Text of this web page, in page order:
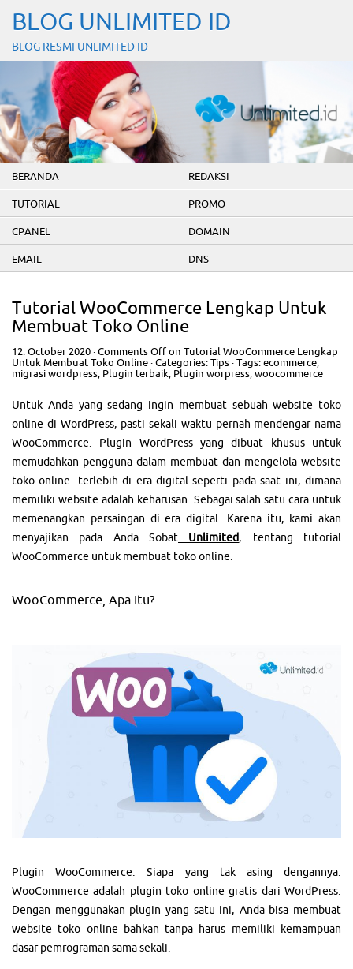
BLOG UNLIMITED ID
BLOG RESMI UNLIMITED ID
BERANDA REDAKSI
TUTORIAL PROMO
CPANEL DOMAIN
EMAIL DNS
Tutorial WooCommerce Lengkap Untuk
Membuat Toko Online
12. October 2020 · Comments Off on Tutorial WooCommerce Lengkap
Untuk Membuat Toko Online · Categories: Tips · Tags: ecommerce,
migrasi wordpress, Plugin terbaik, Plugin worpress, woocommerce
Untuk Anda yang sedang ingin membuat sebuah website toko
online di WordPress, pasti sekali waktu pernah mendengar nama
WooCommerce. Plugin WordPress yang dibuat khusus untuk
memudahkan pengguna dalam membuat dan mengelola website
toko online. terlebih di era digital seperti pada saat ini, dimana
memiliki website adalah keharusan. Sebagai salah satu cara untuk
memenangkan persaingan di era digital. Karena itu, kami akan
menyajikan pada Anda Sobat Unlimited, tentang tutorial
WooCommerce untuk membuat toko online.
WooCommerce, Apa Itu?
Plugin WooCommerce. Siapa yang tak asing dengannya.
WooCommerce adalah plugin toko online gratis dari WordPress.
Dengan menggunakan plugin yang satu ini, Anda bisa membuat
website toko online bahkan tanpa harus memiliki kemampuan
dasar pemrograman sama sekali.